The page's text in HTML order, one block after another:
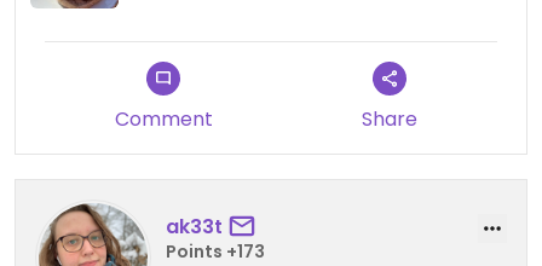
Comment Share
ak33t
Points +173